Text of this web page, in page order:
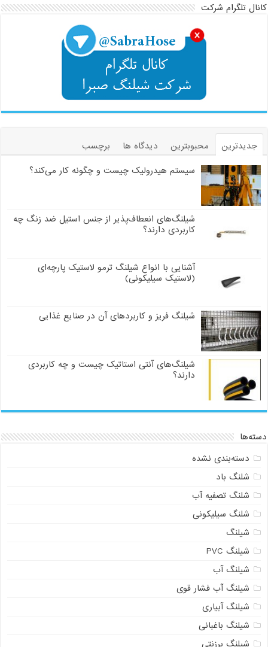
کانال تلگرام شرکت
جدیدترین محبوبترین دیدگاه ها
برچسب
سیستم هیدرولیک چیست و چگونه کار می‌کند؟
شیلنگ‌های انعطاف‌پذیر از جنس استیل ضد زنگ چه
کاربردی دارند؟
آشنایی با انواع شیلنگ ترمو لاستیک پارچه‌ای
(لاستیک سیلیکونی)
شیلنگ فریز و کاربردهای آن در صنایع غذایی
شیلنگ‌های آنتی استاتیک چیست و چه کاربردی
دارند؟
دسته‌ها
دسته‌بندی نشده
شلنگ باد
شلنگ تصفیه آب
شلنگ سیلیکونی
شیلنگ
شیلنگ PVC
شیلنگ آب
شیلنگ آب فشار قوی
شیلنگ آبیاری
شیلنگ باغبانی
شیلنگ برزنتی